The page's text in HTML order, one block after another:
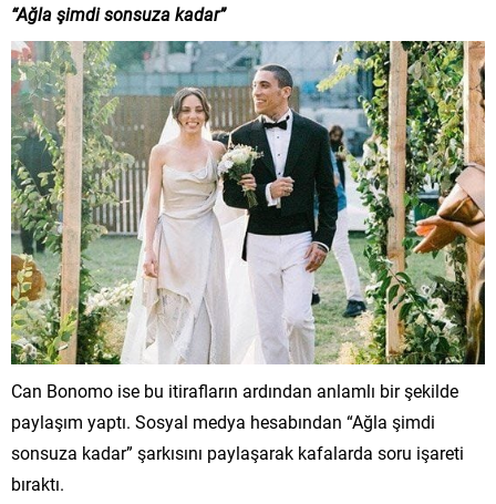
“Ağla şimdi sonsuza kadar”
Can Bonomo ise bu itirafların ardından anlamlı bir şekilde
paylaşım yaptı. Sosyal medya hesabından “Ağla şimdi
sonsuza kadar” şarkısını paylaşarak kafalarda soru işareti
bıraktı.